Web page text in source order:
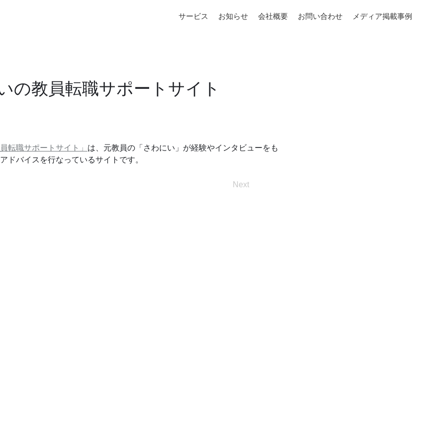
サービス お知らせ 会社概要 お問い合わせ メディア掲載事例
の教員転職サポートサイト
転職サポートサイト」 は、元教員の「さわにい」が経験やインタビューをも
ドバイスを行なっているサイトです。
Next